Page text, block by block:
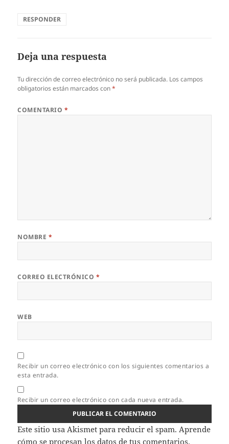
RESPONDER
Deja una respuesta
Tu dirección de correo electrónico no será publicada. Los campos
obligatorios están marcados con*
COMENTARIO *
NOMBRE *
CORREO ELECTRÓNICO *
WEB
Recibir un correo electrónico con los siguientes comentarios a
esta entrada.
Recibir un correo electrónico con cada nueva entrada.
Este sitio usa Akismet para reducir el spam. Aprende
cómo se procesan los datos de tus comentarios.